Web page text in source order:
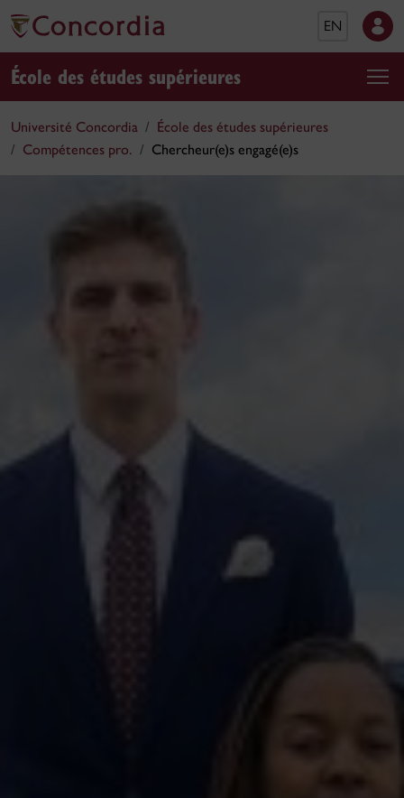
EN
École des études supérieures
Université Concordia
École des études supérieures
Compétences pro.
Chercheur(e)s engagé(e)s